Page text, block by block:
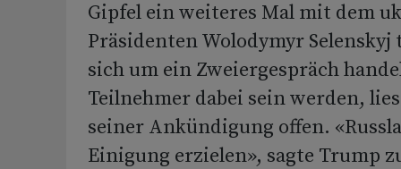
Gipfel ein weiteres Mal mit dem
Präsidenten Wolodymyr Selenskyj
sich um ein Zweiergespräch
Teilnehmer dabei sein werden,
seiner Ankündigung offen.
Einigung erzielen», sagte Trump